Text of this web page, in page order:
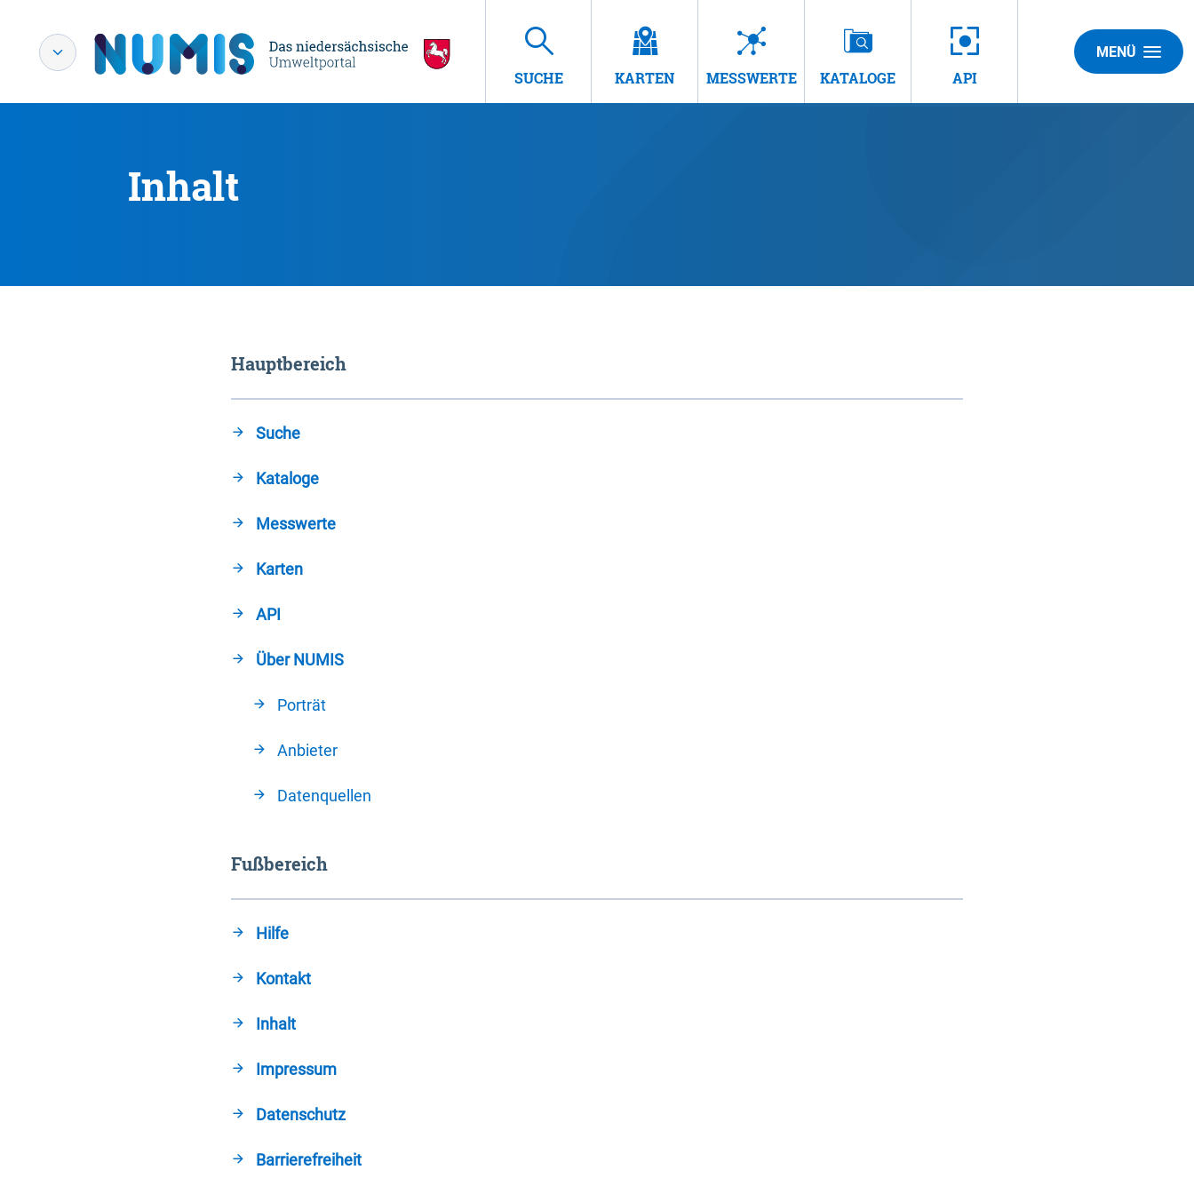
SUCHE KARTEN MESSWERTE KATALOGE API
MENÜ
Inhalt
Hauptbereich
Suche
Kataloge
Messwerte
Karten
API
Über NUMIS
Porträt
Anbieter
Datenquellen
Fußbereich
Hilfe
Kontakt
Inhalt
Impressum
Datenschutz
Barrierefreiheit